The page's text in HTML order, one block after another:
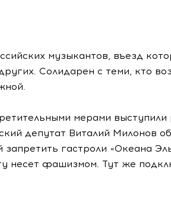
музыкантов, въезд
Солидарен с теми, кто
мерами выступили
депутат Виталий Милонов
гастроли «Океана
несет фашизмом. Тут же